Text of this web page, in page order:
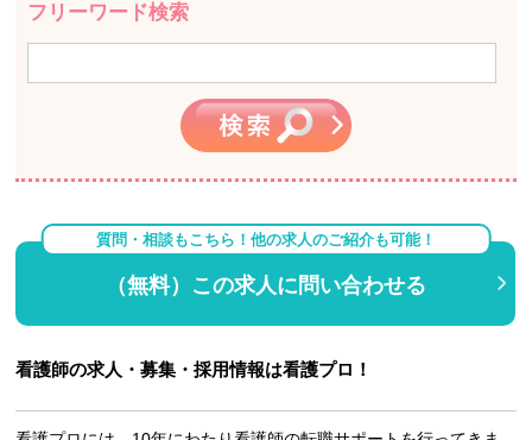
フリーワード検索
質問・相談もこちら！他の求人のご紹介も可能！
（無料）この求人に問い合わせる
看護師の求人・募集・採用情報は看護プロ！